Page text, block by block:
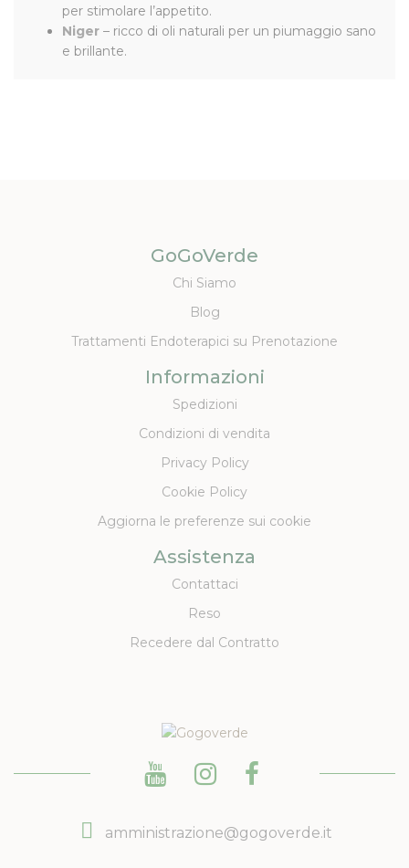
per stimolare l’appetito.
Niger – ricco di oli naturali per un piumaggio sano
e brillante.
GoGoVerde
Chi Siamo
Blog
Trattamenti Endoterapici su Prenotazione
Informazioni
Spedizioni
Condizioni di vendita
Privacy Policy
Cookie Policy
Aggiorna le preferenze sui cookie
Assistenza
Contattaci
Reso
Recedere dal Contratto
amministrazione@gogoverde.it